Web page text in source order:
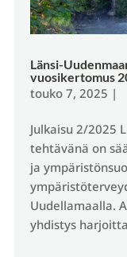
Länsi-
vuosikertomus
touko 7, 2025 |
Julkaisu 2/2025
tehtävänä on
ja
Uudellamaalla.
yhdistys